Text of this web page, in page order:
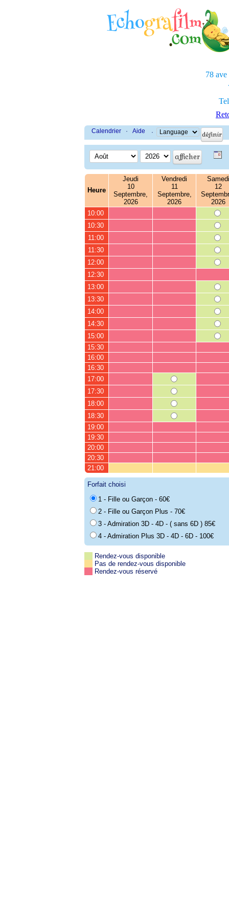
78 ave
Calendrier · Aide ·
Heure
Jeudi
10
Septembre,
2026
Vendredi
11
Septembre,
2026
Samedi
12
2026
10:00
10:30
11:00
11:30
12:00
12:30
13:00
13:30
14:00
14:30
15:00
15:30
16:00
16:30
17:00
17:30
18:00
18:30
19:00
19:30
20:00
20:30
21:00
Forfait choisi
1 - Fille ou Garçon - 60€
2 - Fille ou Garçon Plus - 70€
3 - Admiration 3D - 4D - ( sans 6D ) 85€
4 - Admiration Plus 3D - 4D - 6D - 100€
Rendez-vous disponible
Pas de rendez-vous disponible
Rendez-vous réservé